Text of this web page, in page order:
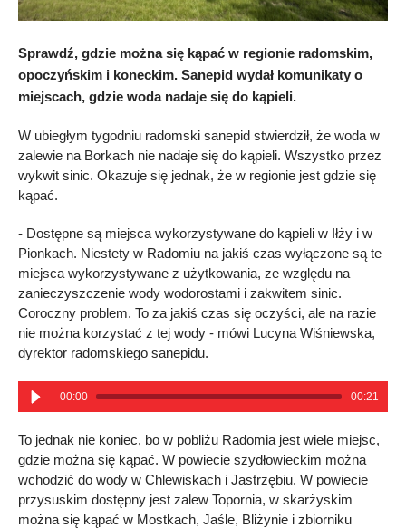
Sprawdź, gdzie można się kąpać w regionie radomskim,
opoczyńskim i koneckim. Sanepid wydał komunikaty o
miejscach, gdzie woda nadaje się do kąpieli.
W ubiegłym tygodniu radomski sanepid stwierdził, że woda w
zalewie na Borkach nie nadaje się do kąpieli. Wszystko przez
wykwit sinic. Okazuje się jednak, że w regionie jest gdzie się
kąpać.
- Dostępne są miejsca wykorzystywane do kąpieli w Iłży i w
Pionkach. Niestety w Radomiu na jakiś czas wyłączone są te
miejsca wykorzystywane z użytkowania, ze względu na
zanieczyszczenie wody wodorostami i zakwitem sinic.
Coroczny problem. To za jakiś czas się oczyści, ale na razie
nie można korzystać z tej wody - mówi Lucyna Wiśniewska,
dyrektor radomskiego sanepidu.
00:00 00:21
To jednak nie koniec, bo w pobliżu Radomia jest wiele miejsc,
gdzie można się kąpać. W powiecie szydłowieckim można
wchodzić do wody w Chlewiskach i Jastrzębiu. W powiecie
przysuskim dostępny jest zalew Topornia, w skarżyskim
można się kąpać w Mostkach, Jaśle, Bliżynie i zbiorniku